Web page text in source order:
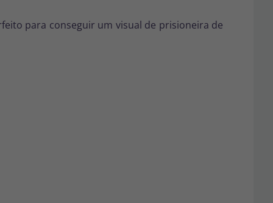
para conseguir um visual de prisioneira de